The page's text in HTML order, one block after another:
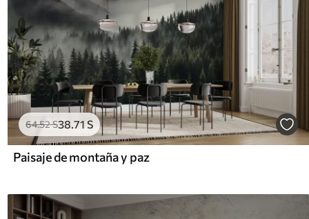
64.52S38 .71 S
Paisaje de montaña y paz